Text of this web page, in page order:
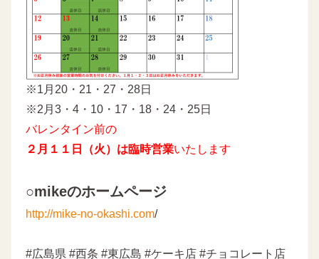
※1月20・21・27・28日
※2月3・4・10・17・18・24・25日
バレンタイン前の
２月１１日（火）は臨時営業いたします
○mikeのホームページ
http://mike-no-okashi.com/
#広島県 #西条 #東広島 #ケーキ店 #チョコレート店